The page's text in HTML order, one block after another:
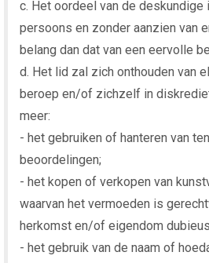
c. Het oordeel van de
persoons en zonder aanzien van
belang dan dat van een eervolle
d. Het lid zal zich onthouden van
beroep en/of zichzelf in
meer:
- het gebruiken of hanteren van
beoordelingen;
- het kopen of verkopen van
waarvan het vermoeden is
herkomst en/of eigendom
- het gebruik van de naam of